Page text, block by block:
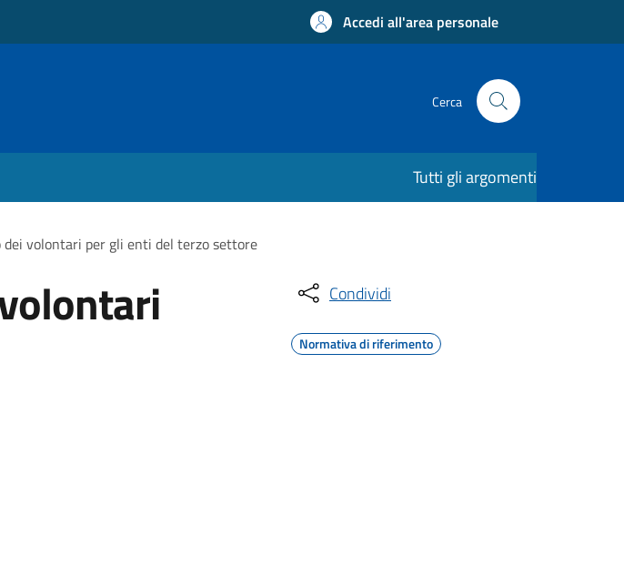
Accedi all'area personale
Cerca
Tutti gli argomenti
volontari per gli enti del terzo settore
Condividi
Normativa di riferimento